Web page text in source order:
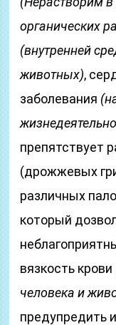
органических
(внутренней
животных),
заболевания
препятствует
(дрожжевых
различных
который
вязкость крови
человека и
предупредить